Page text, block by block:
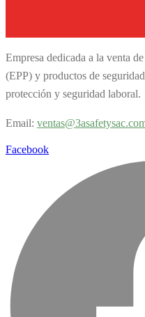
Empresa dedicada a la venta
(EPP) y productos de
protección y seguridad laboral.
Email: v
Facebook